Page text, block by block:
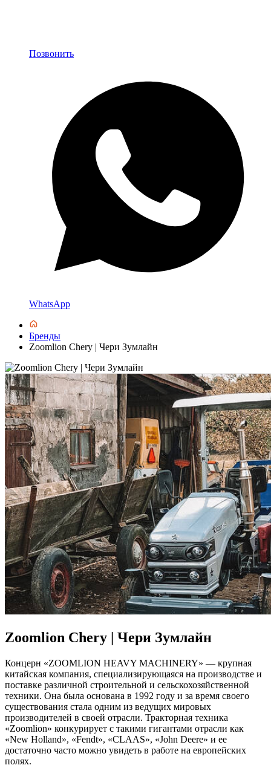
Позвонить
WhatsApp
Бренды
Zoomlion Chery | Чери Зумлайн
Zoomlion Chery | Чери Зумлайн
Концерн «ZOOMLION HEAVY MACHINERY» — крупная
китайская компания, специализирующаяся на производстве и
поставке различной строительной и сельскохозяйственной
техники. Она была основана в 1992 году и за время своего
существования стала одним из ведущих мировых
производителей в своей отрасли. Тракторная техника
«Zoomlion» конкурирует с такими гигантами отрасли как
«New Holland», «Fendt», «CLAAS», «John Deere» и ее
достаточно часто можно увидеть в работе на европейских
полях.